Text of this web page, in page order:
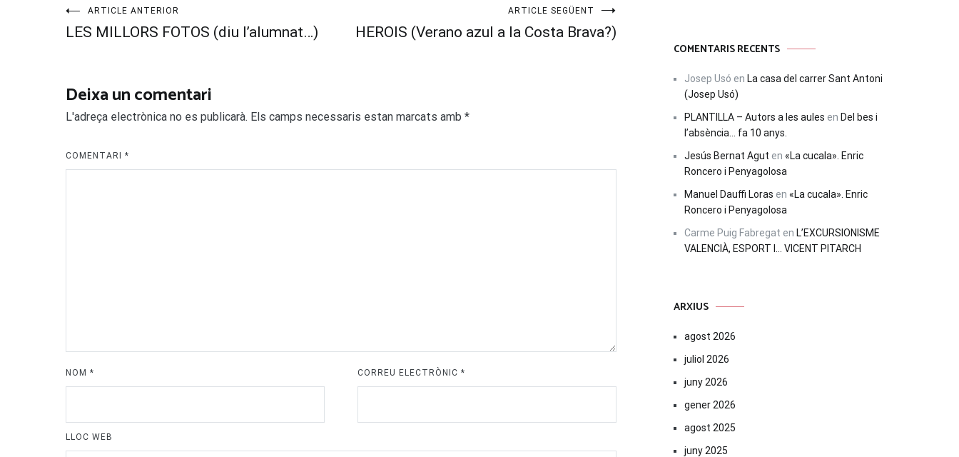
Navegació
ARTICLE ANTERIOR
LES MILLORS FOTOS (diu l’alumnat…)
ARTICLE SEGÜENT
HEROIS (Verano azul a la Costa Brava?)
Deixa un comentari
L'adreça electrònica no es publicarà. Els camps necessaris estan marcats amb *
COMENTARI *
NOM * CORREU ELECTRÒNIC*
LLOC WEB
COMENTARIS RECENTS
Josep Usó en La casa del carrer Sant Antoni
(Josep Usó)
PLANTILLA – Autors a les aules en Del bes i
l’absència… fa 10 anys.
Jesús Bernat Agut en «La cucala». Enric
Roncero i Penyagolosa
Manuel Dauffi Loras en «La cucala». Enric
Roncero i Penyagolosa
Carme Puig Fabregat en L’EXCURSIONISME
VALENCIÀ, ESPORT I… VICENT PITARCH
ARXIUS
agost 2026
juliol 2026
juny 2026
gener 2026
agost 2025
juny 2025